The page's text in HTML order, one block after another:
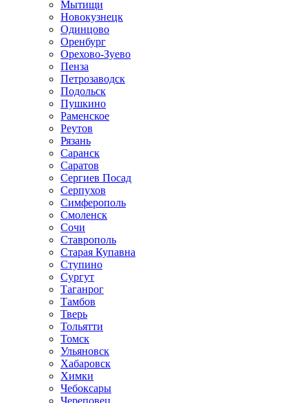
Мытищи
Новокузнецк
Одинцово
Оренбург
Орехово-Зуево
Пенза
Петрозаводск
Подольск
Пушкино
Раменское
Реутов
Рязань
Саранск
Саратов
Сергиев Посад
Серпухов
Симферополь
Смоленск
Сочи
Ставрополь
Старая Купавна
Ступино
Сургут
Таганрог
Тамбов
Тверь
Тольятти
Томск
Ульяновск
Хабаровск
Химки
Чебоксары
Череповец